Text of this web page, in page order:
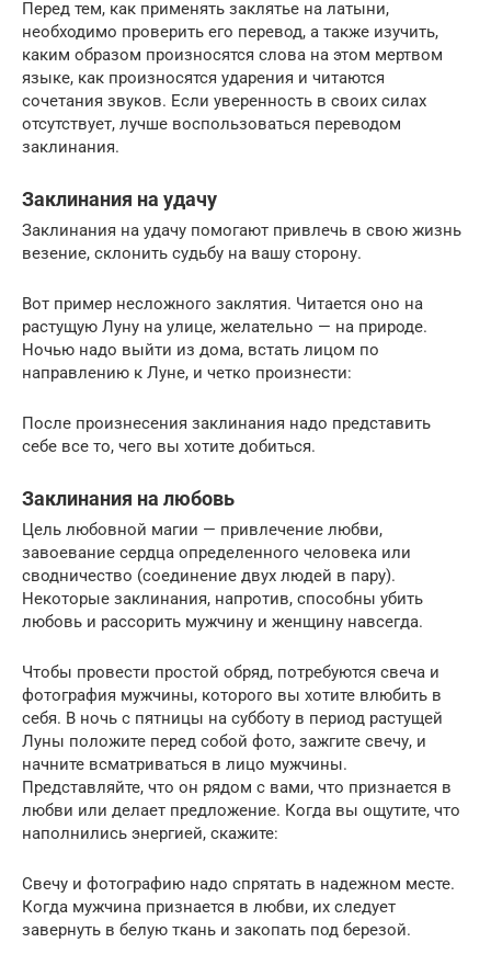
Перед тем, как применять заклятье на латыни,
необходимо проверить его перевод, а также изучить,
каким образом произносятся слова на этом мертвом
языке, как произносятся ударения и читаются
сочетания звуков. Если уверенность в своих силах
отсутствует, лучше воспользоваться переводом
заклинания.
Заклинания на удачу
Заклинания на удачу помогают привлечь в свою жизнь
везение, склонить судьбу на вашу сторону.
Вот пример несложного заклятия. Читается оно на
растущую Луну на улице, желательно — на природе.
Ночью надо выйти из дома, встать лицом по
направлению к Луне, и четко произнести:
После произнесения заклинания надо представить
себе все то, чего вы хотите добиться.
Заклинания на любовь
Цель любовной магии — привлечение любви,
завоевание сердца определенного человека или
сводничество (соединение двух людей в пару).
Некоторые заклинания, напротив, способны убить
любовь и рассорить мужчину и женщину навсегда.
Чтобы провести простой обряд, потребуются свеча и
фотография мужчины, которого вы хотите влюбить в
себя. В ночь с пятницы на субботу в период растущей
Луны положите перед собой фото, зажгите свечу, и
начните всматриваться в лицо мужчины.
Представляйте, что он рядом с вами, что признается в
любви или делает предложение. Когда вы ощутите, что
наполнились энергией, скажите:
Свечу и фотографию надо спрятать в надежном месте.
Когда мужчина признается в любви, их следует
завернуть в белую ткань и закопать под березой.